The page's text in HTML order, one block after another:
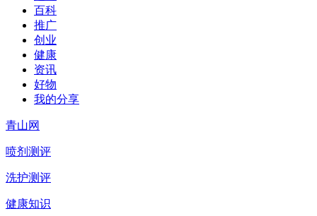
百科
推广
创业
健康
资讯
好物
我的分享
青山网
喷剂测评
洗护测评
健康知识